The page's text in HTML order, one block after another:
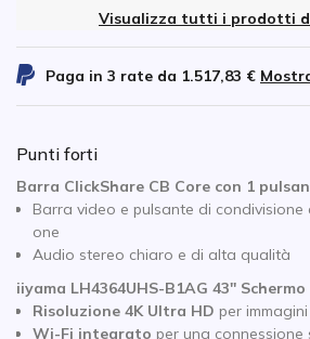
501,44 €
x1
x1
R8788649K
126,05 €
Visualizza tutti i prodotti
Paga in 3 rate da 1.517,83 €
Punti forti
Barra ClickShare CB Core con 1
Barra video e pulsante di
one
Audio stereo chiaro e di alta qualità
iiyama LH4364UHS-B1AG 43''
Risoluzione 4K Ultra HD per
Wi-Fi integrato per una connessione